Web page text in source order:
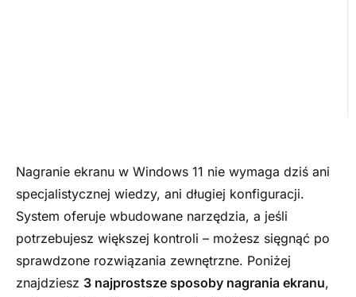
Nagranie ekranu w Windows 11 nie wymaga dziś ani
specjalistycznej wiedzy, ani długiej konfiguracji.
System oferuje wbudowane narzędzia, a jeśli
potrzebujesz większej kontroli – możesz sięgnąć po
sprawdzone rozwiązania zewnętrzne. Poniżej
znajdziesz 3 najprostsze sposoby nagrania ekranu,